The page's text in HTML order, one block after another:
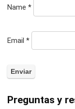
Name *
Email *
Preguntas y